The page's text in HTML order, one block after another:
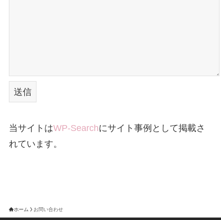
当サイトはWP-Searchにサイト事例として掲載さ
れています。
ホーム お問い合わせ